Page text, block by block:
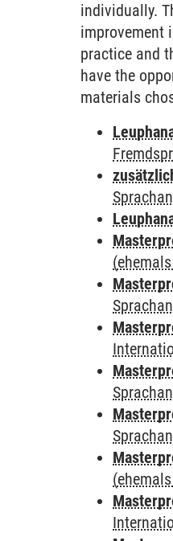
individually.
improvement
practice and
have the
materials